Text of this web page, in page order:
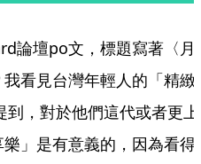
論壇po文，標題寫著〈月
看見台灣年輕人的「精緻
，對於他們這代或者更上
」是有意義的，因為看得